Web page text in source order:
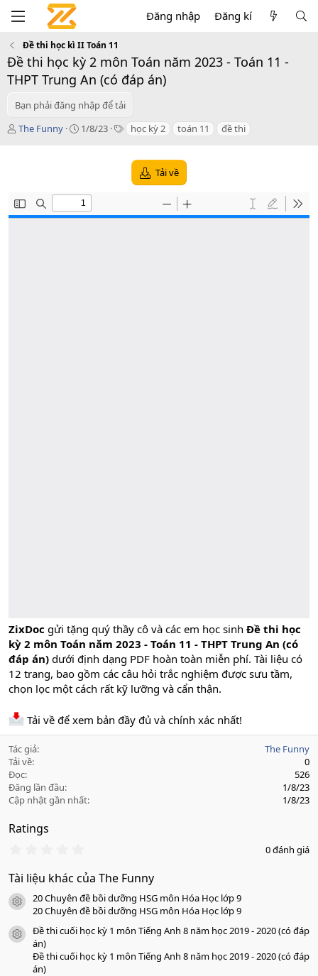
Đăng nhập Đăng kí
Đề thi học kì II Toán 11
Đề thi học kỳ 2 môn Toán năm 2023 - Toán 11 -
THPT Trung An (có đáp án)
Bạn phải đăng nhập để tải
T
The Funny
C
o
n
1/8/23
T học kỳ 2 toán 11 đề thi
Tải về
ZixDoc gửi tặng quý thầy cô và các em học sinh Đề thi học
kỳ 2 môn Toán năm 2023 - Toán 11 - THPT Trung An (có
đáp án) dưới định dạng PDF hoàn toàn miễn phí. Tài liệu có
12 trang, bao gồm các câu hỏi trắc nghiệm được sưu tầm,
chọn lọc một cách rất kỹ lưỡng và cẩn thận.
Tải về để xem bản đầy đủ và chính xác nhất!
Tác giả
The Funny
Tải về
0
Đọc
526
Đăng lần đầu
1/8/23
Cập nhật gần nhất
1/8/23
Ratings
0
0
s
a
o
0 đánh giá
Tài liệu khác của The Funny
icon tài liệu
20 Chuyên đề bồi dưỡng HSG môn Hóa Học lớp 9
20 Chuyên đề bồi dưỡng HSG môn Hóa Học lớp 9
icon tài liệu
Đề thi cuối học kỳ 1 môn Tiếng Anh 8 năm học 2019 - 2020 (có đáp
án)
Đề thi cuối học kỳ 1 môn Tiếng Anh 8 năm học 2019 - 2020 (có đáp
án)